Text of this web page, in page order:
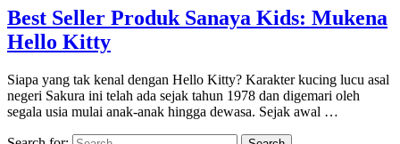
Best Seller Produk Sanaya Kids: Mukena
Hello Kitty
Siapa yang tak kenal dengan Hello Kitty? Karakter kucing lucu asal
negeri Sakura ini telah ada sejak tahun 1978 dan digemari oleh
segala usia mulai anak-anak hingga dewasa. Sejak awal …